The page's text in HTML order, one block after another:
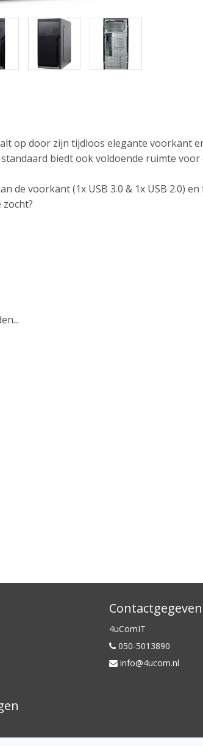
op door zijn tijdloos elegante voorkant
biedt ook voldoende ruimte voor
de voorkant (1x USB 3.0 & 1x USB 2.0)
4uComIT
050-5013890
info@4ucom.nl